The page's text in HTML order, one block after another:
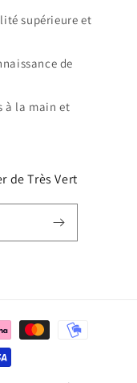
supérieure et
de
à la main et
de Très Vert